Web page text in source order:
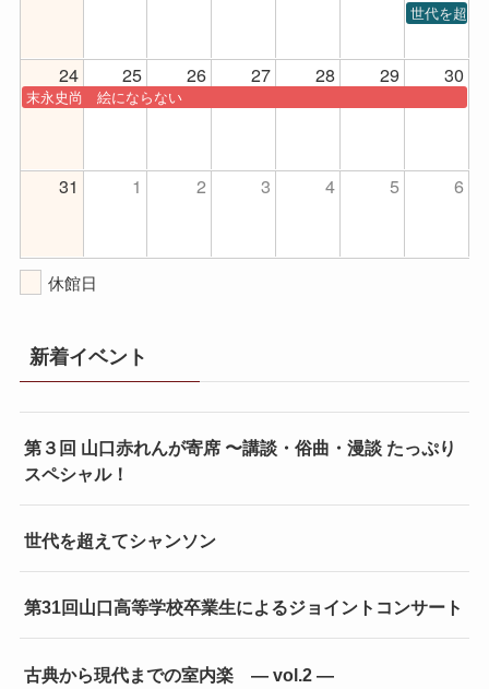
世代を超え
24 25 26 27 28 29 30
末永史尚 絵にならない
31 1 2 3 4 5 6
休館日
新着イベント
第３回 山口赤れんが寄席 〜講談・俗曲・漫談 たっぷり
スペシャル！
世代を超えてシャンソン
第31回山口高等学校卒業生によるジョイントコンサート
古典から現代までの室内楽 ― vol.2 ―